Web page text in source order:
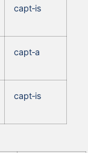
capt‑is
capt‑a
capt‑is